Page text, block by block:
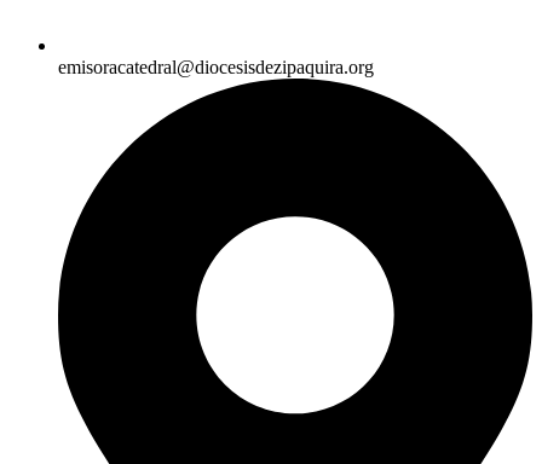
emisoracatedral@diocesisdezipaquira.org